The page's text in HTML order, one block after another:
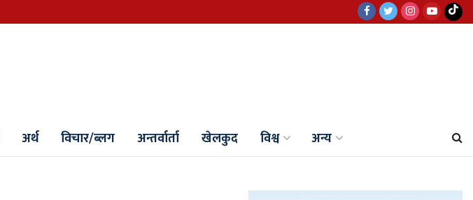
अर्थ विचार/ब्लग अन्तर्वार्ता खेलकुद विश्व अन्य